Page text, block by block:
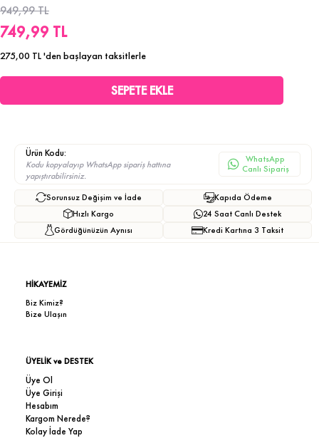
949,99 TL
749,99 TL
275,00 TL'den başlayan taksitlerle
Ürün Kodu:
Kodu kopyalayıp WhatsApp sipariş hattına
yapıştırabilirsiniz.
WhatsApp
Canlı Sipariş
Sorunsuz Değişim ve İade
Hızlı Kargo
Gördüğünüzün Aynısı
Kapıda Ödeme
24 Saat Canlı Destek
Kredi Kartına 3 Taksit
HİKAYEMİZ
Biz Kimiz?
Bize Ulaşın
ÜYELİK ve DESTEK
Üye Ol
Üye Girişi
Hesabım
Kargom Nerede?
Kolay İade Yap